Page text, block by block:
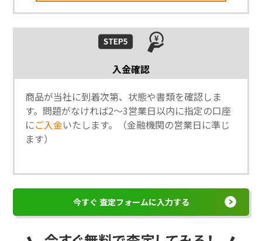
入金確認
商品が当社に到着次第、状態や書類を確認しま
す。問題がなければ2～3営業日以内に指定の口座
にご入金いたします。（金融機関の営業日に準じ
ます）
今すぐ 査定フォームに入力する